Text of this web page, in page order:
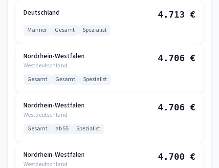
Deutschland 4.713 €
Männer Gesamt Spezialist
Nordrhein-Westfalen
Westdeutschland
4.706 €
Gesamt Gesamt Spezialist
Nordrhein-Westfalen
Westdeutschland
4.706 €
Gesamt ab 55 Spezialist
Nordrhein-Westfalen
Westdeutschland
4.700 €